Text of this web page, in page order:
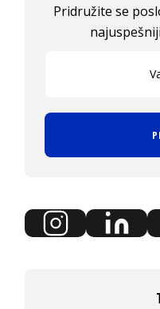
Pridružite se